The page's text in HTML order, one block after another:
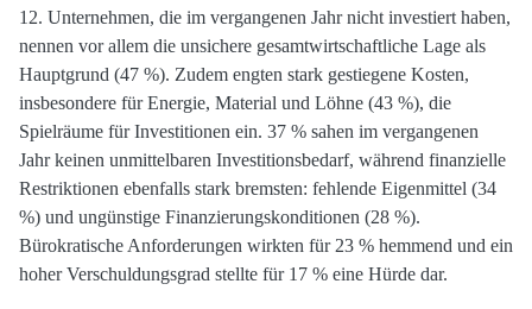
12. Unternehmen, die im vergangenen Jahr nicht investiert haben,
nennen vor allem die unsichere gesamtwirtschaftliche Lage als
Hauptgrund (47 %). Zudem engten stark gestiegene Kosten,
insbesondere für Energie, Material und Löhne (43 %), die
Spielräume für Investitionen ein. 37 % sahen im vergangenen
Jahr keinen unmittelbaren Investitionsbedarf, während finanzielle
Restriktionen ebenfalls stark bremsten: fehlende Eigenmittel (34
%) und ungünstige Finanzierungskonditionen (28 %).
Bürokratische Anforderungen wirkten für 23 % hemmend und ein
hoher Verschuldungsgrad stellte für 17 % eine Hürde dar.